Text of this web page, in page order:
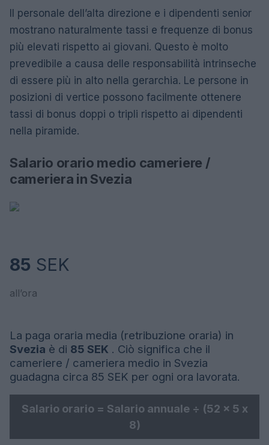
Il personale dell’alta direzione e i dipendenti senior
mostrano naturalmente tassi e frequenze di bonus
più elevati rispetto ai giovani. Questo è molto
prevedibile a causa delle responsabilità intrinseche
di essere più in alto nella gerarchia. Le persone in
posizioni di vertice possono facilmente ottenere
tassi di bonus doppi o tripli rispetto ai dipendenti
nella piramide.
Salario orario medio cameriere /
cameriera in Svezia
85 SEK
all’ora
La paga oraria media (retribuzione oraria) in
Svezia è di 85 SEK . Ciò significa che il
cameriere / cameriera medio in Svezia
guadagna circa 85 SEK per ogni ora lavorata.
Salario orario = Salario annuale ÷ (52 x 5 x
8)